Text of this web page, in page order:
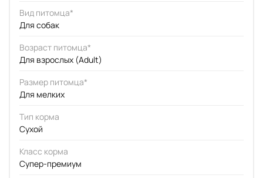
Вид питомца*
Для собак
Возраст питомца*
Для взрослых (Adult)
Размер питомца*
Для мелких
Тип корма
Сухой
Класс корма
Супер-премиум